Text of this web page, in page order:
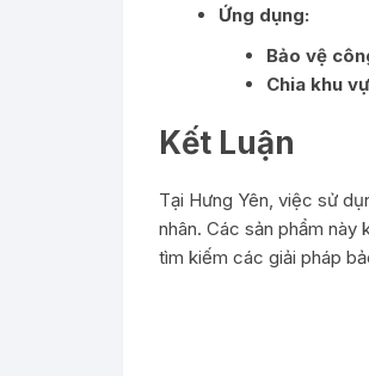
Ứng dụng:
Bảo vệ
Chia khu
Kết Luận
Tại Hưng Yên, việc sử
nhân. Các sản phẩm
tìm kiếm các giải pháp